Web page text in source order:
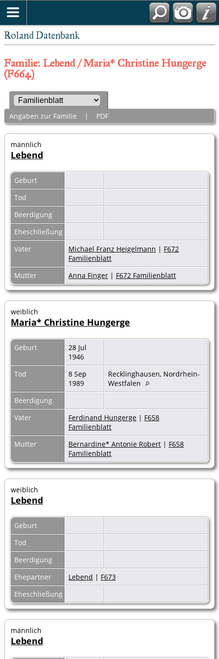
Roland Datenbank
Familie: Lebend / Maria* Christine Hungerge
(F664)
Angaben zur Familie | PDF
männlich
Lebend
Geburt
Tod
Beerdigung
Eheschließung
Vater
Michael Franz Heigelmann | F672
Familienblatt
Mutter
Anna Finger | F672 Familienblatt
weiblich
Maria* Christine Hungerge
Geburt
28 Jul
1946
Tod
8 Sep
1989
Recklinghausen, Nordrhein-
Westfalen
Beerdigung
Vater
Ferdinand Hungerge | F658
Familienblatt
Mutter
Bernardine* Antonie Robert | F658
Familienblatt
weiblich
Lebend
Geburt
Tod
Beerdigung
Ehepartner
Lebend | F673
Eheschließung
männlich
Lebend